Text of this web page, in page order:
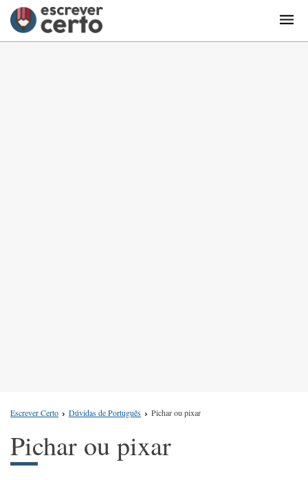
Escrever Certo Dúvidas de Português Pichar ou pixar
Pichar ou pixar